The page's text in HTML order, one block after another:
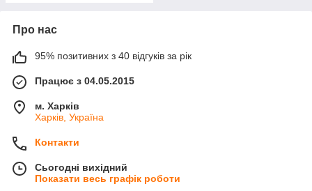
Про нас
95% позитивних з 40 відгуків за рік
Працює з 04.05.2015
м. Харків
Харків, Україна
Контакти
Сьогодні вихідний
Показати весь графік роботи